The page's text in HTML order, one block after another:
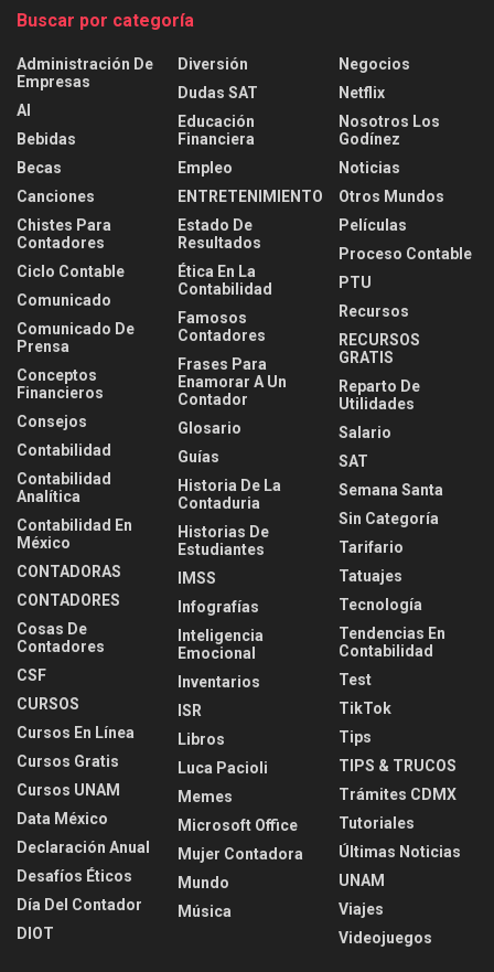
Buscar por categoría
Administración De
Empresas
AI
Bebidas
Becas
Canciones
Chistes Para
Contadores
Ciclo Contable
Comunicado
Comunicado De
Prensa
Conceptos
Financieros
Consejos
Contabilidad
Contabilidad
Analítica
Contabilidad En
México
CONTADORAS
CONTADORES
Cosas De
Contadores
CSF
CURSOS
Cursos En Línea
Cursos Gratis
Cursos UNAM
Data México
Declaración Anual
Desafíos Éticos
Día Del Contador
DIOT
Diversión
Dudas SAT
Educación
Financiera
Empleo
ENTRETENIMIENTO
Estado De
Resultados
Ética En La
Contabilidad
Famosos
Contadores
Frases Para
Enamorar A Un
Contador
Glosario
Guías
Historia De La
Contaduria
Historias De
Estudiantes
IMSS
Infografías
Inteligencia
Emocional
Inventarios
ISR
Libros
Luca Pacioli
Memes
Microsoft Office
Mujer Contadora
Mundo
Música
Negocios
Netflix
Nosotros Los
Godínez
Noticias
Otros Mundos
Películas
Proceso Contable
PTU
Recursos
RECURSOS
GRATIS
Reparto De
Utilidades
Salario
SAT
Semana Santa
Sin Categoría
Tarifario
Tatuajes
Tecnología
Tendencias En
Contabilidad
Test
TikTok
Tips
TIPS & TRUCOS
Trámites CDMX
Tutoriales
Últimas Noticias
UNAM
Viajes
Videojuegos